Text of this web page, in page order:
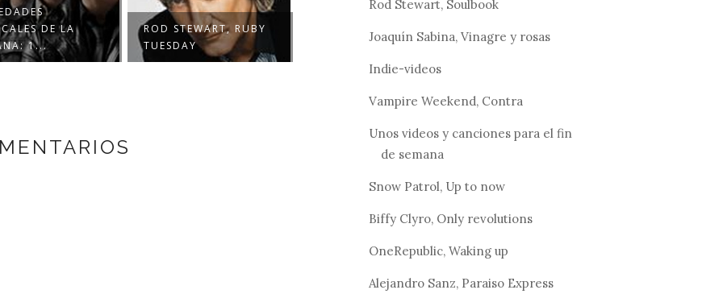
RUBY
H...
NOS GUSTEN LOS L...
NOS GUSTEN LOS L...
Rod Stewart, Soulbook
Joaquín Sabina, Vinagre y rosas
Indie-videos
Vampire Weekend, Contra
Unos videos y canciones para el fin
de semana
Snow Patrol, Up to now
Biffy Clyro, Only revolutions
OneRepublic, Waking up
Alejandro Sanz, Paraiso Express